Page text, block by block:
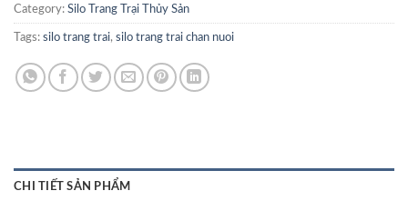
Category: Silo Trang Trại Thủy Sản
Tags: silo trang trai, silo trang trai chan nuoi
CHI TIẾT SẢN PHẨM